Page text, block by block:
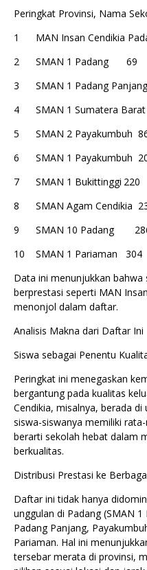
Peringkat Provinsi, Nama
1
MAN Insan Cendikia
2
SMAN 1 Padang
69
3
SMAN 1 Padang Panjang
4
SMAN 1 Sumatera
5
SMAN 2 Payakumbuh
6
SMAN 1 Payakumbuh
7
SMAN 1 Bukittinggi 220
8
SMAN Agam Cendikia
9
SMAN 10 Padang
10
SMAN 1 Pariaman
304
Data ini menunjukkan
berprestasi seperti MAN
menonjol dalam daftar.
Analisis Makna dari Daftar Ini
Siswa sebagai Penentu
Peringkat ini menegaskan
bergantung pada kualitas
Cendikia, misalnya, berada
siswa-siswanya memiliki
berarti sekolah hebat dalam
berkualitas.
Distribusi Prestasi ke
Daftar ini tidak hanya
unggulan di Padang (SMAN
Padang Panjang,
Pariaman. Hal ini
tersebar merata di provinsi,